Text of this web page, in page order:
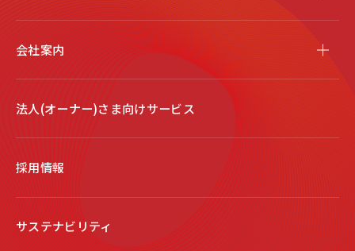
会社案内
法人(オーナー)さま向けサービス
採用情報
サステナビリティ